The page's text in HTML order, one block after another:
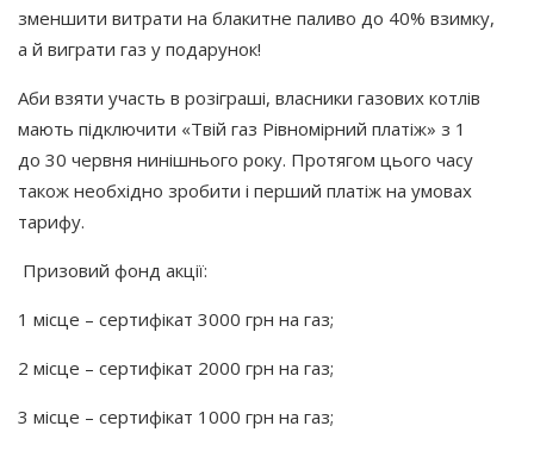
зменшити витрати на блакитне паливо до 40% взимку,
а й виграти газ у подарунок!
Аби взяти участь в розіграші, власники газових котлів
мають підключити «Твій газ Рівномірний платіж» з 1
до 30 червня нинішнього року. Протягом цього часу
також необхідно зробити і перший платіж на умовах
тарифу.
Призовий фонд акції:
1 місце – сертифікат 3000 грн на газ;
2 місце – сертифікат 2000 грн на газ;
3 місце – сертифікат 1000 грн на газ;